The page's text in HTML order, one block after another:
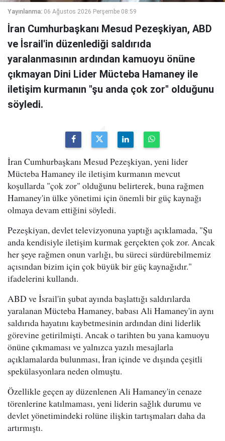
Yayınlanma: 06 Ağustos 2026 Perşembe 08:59
İran Cumhurbaşkanı Mesud Pezeşkiyan, ABD
ve İsrail'in düzenlediği saldırıda
yaralanmasının ardından kamuoyu önüne
çıkmayan Dini Lider Mücteba Hamaney ile
iletişim kurmanın "şu anda çok zor" olduğunu
söyledi.
İran Cumhurbaşkanı Mesud Pezeşkiyan, yeni lider
Mücteba Hamaney ile iletişim kurmanın mevcut
koşullarda "çok zor" olduğunu belirterek, buna rağmen
Hamaney'in ülke yönetimi için önemli bir güç kaynağı
olmaya devam ettiğini söyledi.
Pezeşkiyan, devlet televizyonuna yaptığı açıklamada, "Şu
anda kendisiyle iletişim kurmak gerçekten çok zor. Ancak
her şeye rağmen onun varlığı, bu süreci sürdürebilmemiz
açısından bizim için çok büyük bir güç kaynağıdır."
ifadelerini kullandı.
ABD ve İsrail'in şubat ayında başlattığı saldırılarda
yaralanan Mücteba Hamaney, babası Ali Hamaney'in aynı
saldırıda hayatını kaybetmesinin ardından dini liderlik
görevine getirilmişti. Ancak o tarihten bu yana kamuoyu
önüne çıkmaması ve yalnızca yazılı mesajlarla
açıklamalarda bulunması, İran içinde ve dışında çeşitli
spekülasyonlara neden olmuştu.
Özellikle geçen ay düzenlenen Ali Hamaney'in cenaze
törenlerine katılmaması, yeni liderin sağlık durumu ve
devlet yönetimindeki rolüne ilişkin tartışmaları daha da
artırmıştı.